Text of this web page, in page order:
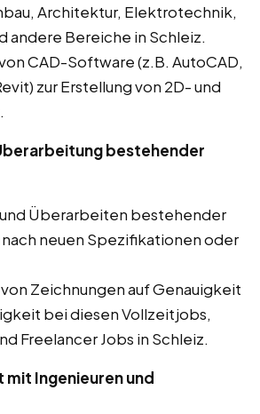
Architektur, Elektrotechnik,
andere Bereiche in Schleiz.
CAD-Software (z.B. AutoCAD,
zur Erstellung von 2D- und
bestehender
Überarbeiten bestehender
neuen Spezifikationen oder
Zeichnungen auf Genauigkeit
bei diesen Vollzeitjobs,
Freelancer Jobs in Schleiz.
mit Ingenieuren und